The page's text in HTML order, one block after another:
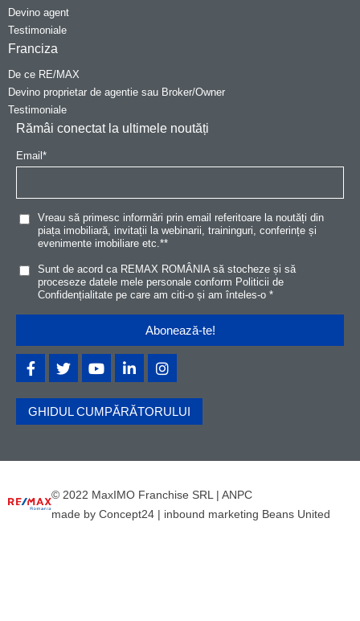
Devino agent
Testimoniale
Franciza
De ce RE/MAX
Devino proprietar de agentie sau Broker/Owner
Testimoniale
Rămâi conectat la ultimele noutăți
Email*
Vreau să primesc informări prin email referitoare la noutăți din
piața imobiliară, invitații la webinarii, traininguri, conferințe și
evenimente imobiliare etc.**
Sunt de acord ca REMAX ROMÂNIA să stocheze și să
proceseze datele mele personale conform Politicii de
Confidențialitate pe care am citi-o și am înteles-o *
GHIDUL CUMPĂRĂTORULUI
© 2022 MaxIMO Franchise SRL | ANPC
made by Concept24| inbound marketing Beans United